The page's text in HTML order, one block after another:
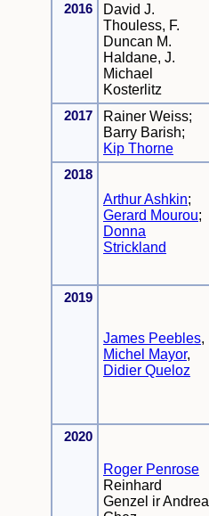
2016
David J.
Thouless, F.
Duncan M.
Haldane, J.
Michael
Kosterlitz
2017
Rainer Weiss;
Barry Barish;
Kip Thorne
2018
Arthur Ashkin;
Gerard Mourou;
Donna
Strickland
2019
James Peebles,
Michel Mayor,
Didier Queloz
2020
Roger Penrose
Reinhard
Genzel ir Andrea